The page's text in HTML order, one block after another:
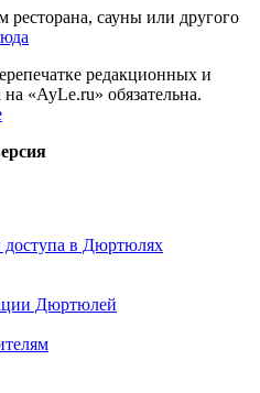
ресторана, сауны или другого
редакционных и
«AyLe.ru» обязательна.
доступа в Дюртюлях
Дюртюлей